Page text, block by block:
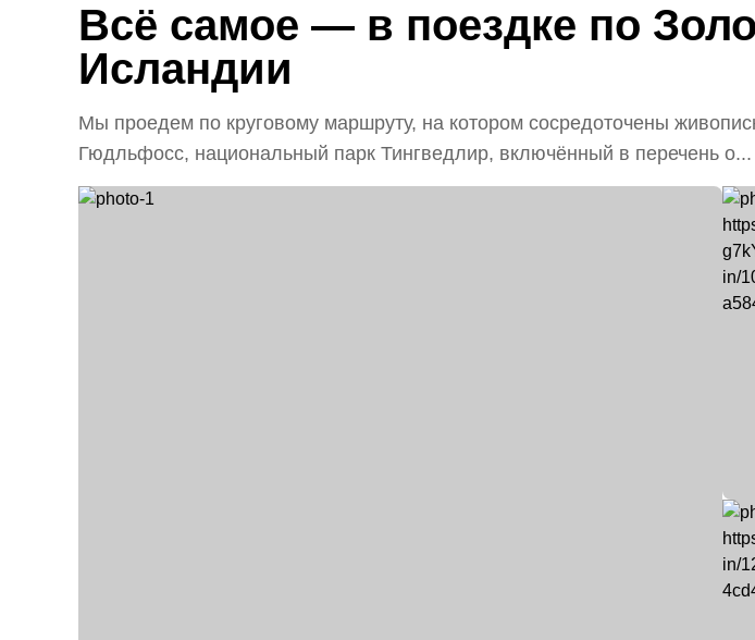
Всё самое — в поездке по
Исландии
Мы проедем по круговому маршруту, на котором сосредоточены
Гюдльфосс, национальный парк Тингведлир, включённый в перечень о...